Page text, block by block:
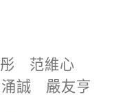
范維心
誠 嚴友亨